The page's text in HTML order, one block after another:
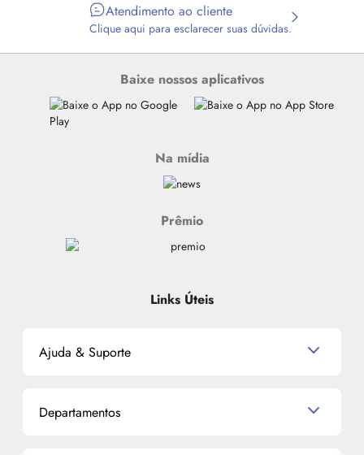
Atendimento ao cliente
Clique aqui para esclarecer suas dúvidas.
Baixe nossos aplicativos
Na mídia
Prêmio
Links Úteis
Ajuda & Suporte
Política de Devolução
Departamentos